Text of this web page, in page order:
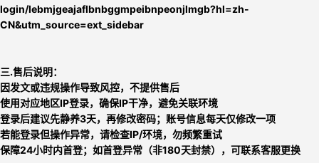
login/lebmjgeajaflbnbggmpeibnpeonjlmgb?hl=zh-
CN&utm_source=ext_sidebar
三.售后说明：
因发文或违规操作导致风控，不提供售后
使用对应地区IP登录，确保IP干净，避免关联环境
登录后建议先静养3天，再修改密码；账号信息每天仅修改一项
若能登录但操作异常，请检查IP/环境，勿频繁重试
保障24小时内首登；如首登异常（非180天封禁），可联系客服更换